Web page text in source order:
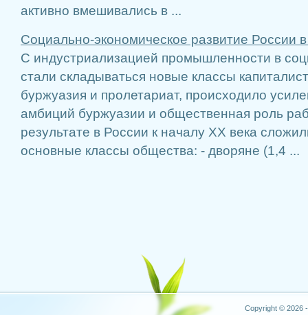
активно вмешивались в ...
Социально-экономическое развитие России
С индустриализацией промышленности в
стали складываться новые классы
буржуазия и пролетариат, происходило
амбиций буржуазии и общественная роль
результате в России к началу ХХ века
основные классы общества: - дворяне (1,4 ...
Copyright © 2026